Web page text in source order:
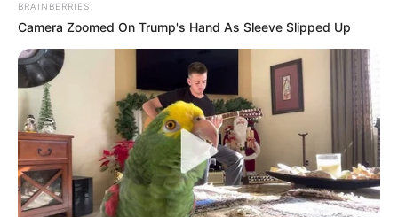
REGIOTRAM DE OCCIDENTE
Arrancó obra del nuevo
puente del Regiotram de
Occidente: pasará sobre el
río Bogotá
ACCIDENTE DE TRÁNSITO
BRAINBERRIES
Camera Zoomed On Trump's Hand As Sleeve Slipped Up